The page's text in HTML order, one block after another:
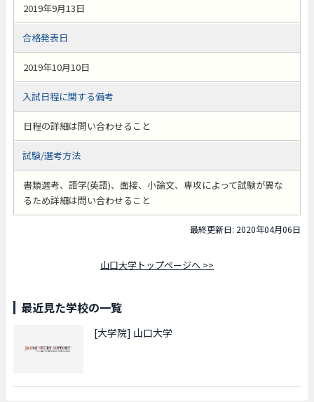
2019年9月13日
合格発表日
2019年10月10日
入試日程に関する備考
日程の詳細は問い合わせること
試験/選考方法
書類選考、語学(英語)、面接、小論文、専攻によって試験が異な
るため詳細は問い合わせること
最終更新日: 2020年04月06日
山口大学トップページへ >>
最近見た学校の一覧
[大学院] 山口大学